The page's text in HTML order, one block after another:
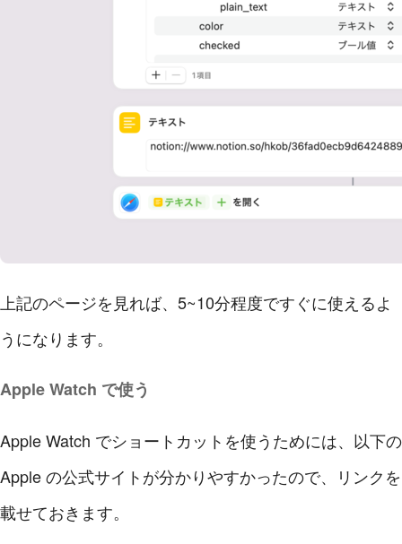
上記のページを見れば、5~10分程度ですぐに使えるよ
うになります。
Apple Watch で使う
Apple Watch でショートカットを使うためには、以下の
Apple の公式サイトが分かりやすかったので、リンクを
載せておきます。